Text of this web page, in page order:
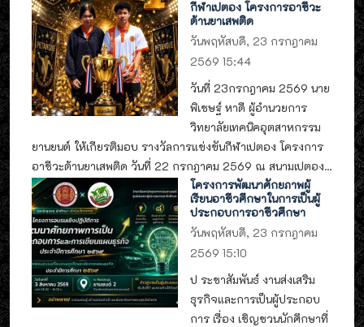
กีฬาเปตอง โครงการอาชีวะ
ต้านยาเสพติด
วันพฤหัสบดี, 23 กรกฎาคม
2569 15:44
วันที่ 23กรกฎาคม 2569 นาย
พิเชษฐ์ หาดี ผู้อำนวยการ
วิทยาลัยเทคนิคอุตสาหกรรม
ยานยนต์ ให้เกียรติมอบ รางวัลการแข่งขันกีฬาเปตอง โครงการ
อาชีวะต้านยาเสพติด วันที่ 22 กรกฎาคม 2569 ณ สนามเปตอง...
โครงการพัฒนาศักยภาพผู้
เรียนอาชีวศึกษาในการเป็นผู้
ประกอบการอาชีวศึกษา
วันพฤหัสบดี, 23 กรกฎาคม
2569 15:10
ป ระชาสัมพันธ์ งานส่งเสริม
ธุรกิจและการเป็นผู้ประกอบ
การ เรื่อง เชิญชวนนักศึกษาที่